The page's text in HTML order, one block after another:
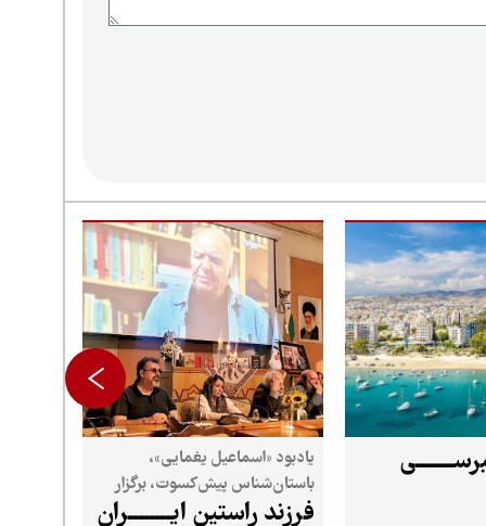
یادبود «اسماعیل یغمایی»،
باستان‌شناس پیش‌کسوت، برگزار
شد
فرزند راستین ایــــــــران